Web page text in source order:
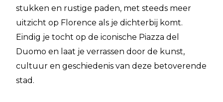
stukken en rustige paden, met steeds meer
uitzicht op Florence als je dichterbij komt.
Eindig je tocht op de iconische Piazza del
Duomo en laat je verrassen door de kunst,
cultuur en geschiedenis van deze betoverende
stad.